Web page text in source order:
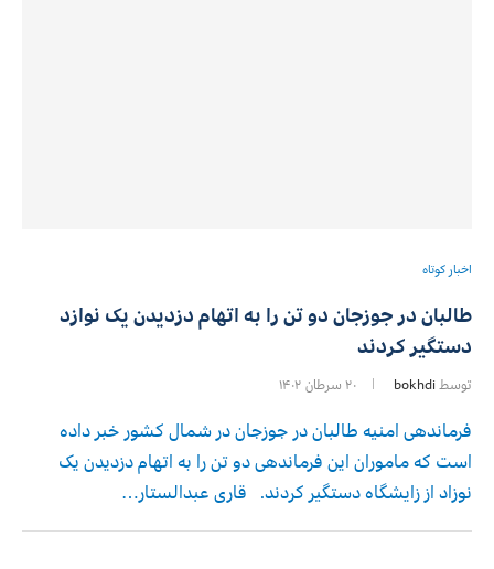
اخبار کوتاه
طالبان در جوزجان دو تن را به اتهام دزدیدن یک نوازد
دستگیر کردند
توسط bokhdi ۲۰ سرطان ۱۴۰۲
فرماندهی امنیه طالبان در جوزجان در شمال کشور خبر داده
است که ماموران این فرماندهی دو تن را به اتهام دزدیدن یک
نوزاد از زایشگاه دستگیر کردند. قاری عبدالستار…